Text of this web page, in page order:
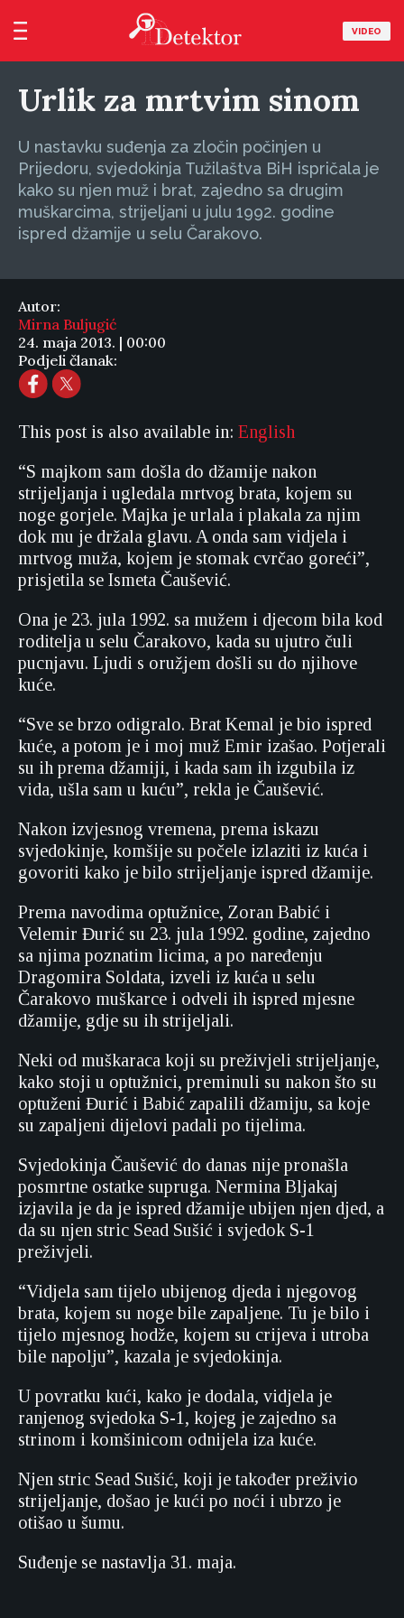
VIDEO
Urlik za mrtvim sinom
U nastavku suđenja za zločin počinjen u
Prijedoru, svjedokinja Tužilaštva BiH ispričala je
kako su njen muž i brat, zajedno sa drugim
muškarcima, strijeljani u julu 1992. godine
ispred džamije u selu Čarakovo.
Autor:
Mirna Buljugić
24. maja 2013. | 00:00
Podjeli članak:
This post is also available in: English
“S majkom sam došla do džamije nakon
strijeljanja i ugledala mrtvog brata, kojem su
noge gorjele. Majka je urlala i plakala za njim
dok mu je držala glavu. A onda sam vidjela i
mrtvog muža, kojem je stomak cvrčao goreći”,
prisjetila se Ismeta Čaušević.
Ona je 23. jula 1992. sa mužem i djecom bila kod
roditelja u selu Čarakovo, kada su ujutro čuli
pucnjavu. Ljudi s oružjem došli su do njihove
kuće.
“Sve se brzo odigralo. Brat Kemal je bio ispred
kuće, a potom je i moj muž Emir izašao. Potjerali
su ih prema džamiji, i kada sam ih izgubila iz
vida, ušla sam u kuću”, rekla je Čaušević.
Nakon izvjesnog vremena, prema iskazu
svjedokinje, komšije su počele izlaziti iz kuća i
govoriti kako je bilo strijeljanje ispred džamije.
Prema navodima optužnice, Zoran Babić i
Velemir Đurić su 23. jula 1992. godine, zajedno
sa njima poznatim licima, a po naređenju
Dragomira Soldata, izveli iz kuća u selu
Čarakovo muškarce i odveli ih ispred mjesne
džamije, gdje su ih strijeljali.
Neki od muškaraca koji su preživjeli strijeljanje,
kako stoji u optužnici, preminuli su nakon što su
optuženi Đurić i Babić zapalili džamiju, sa koje
su zapaljeni dijelovi padali po tijelima.
Svjedokinja Čaušević do danas nije pronašla
posmrtne ostatke supruga. Nermina Bljakaj
izjavila je da je ispred džamije ubijen njen djed, a
da su njen stric Sead Sušić i svjedok S-1
preživjeli.
“Vidjela sam tijelo ubijenog djeda i njegovog
brata, kojem su noge bile zapaljene. Tu je bilo i
tijelo mjesnog hodže, kojem su crijeva i utroba
bile napolju”, kazala je svjedokinja.
U povratku kući, kako je dodala, vidjela je
ranjenog svjedoka S-1, kojeg je zajedno sa
strinom i komšinicom odnijela iza kuće.
Njen stric Sead Sušić, koji je također preživio
strijeljanje, došao je kući po noći i ubrzo je
otišao u šumu.
Suđenje se nastavlja 31. maja.